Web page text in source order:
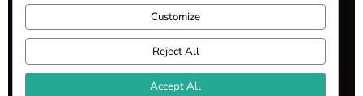
Customize
Reject All
Accept All